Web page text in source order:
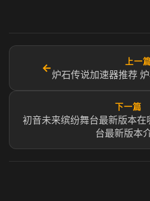
←
上一
炉石传说加速器推荐
下一篇
初音未来缤纷舞台最新版本
台最新版本